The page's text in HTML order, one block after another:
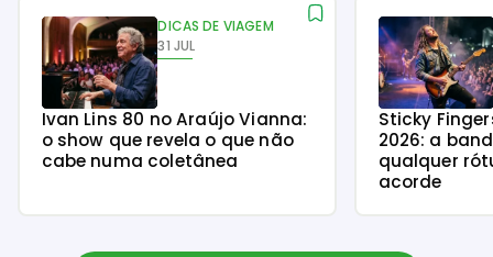
DICAS DE VIAGEM
31 JUL
Ivan Lins 80 no Araújo Vianna:
o show que revela o que não
cabe numa coletânea
Sticky
2026: a
qualquer
acorde